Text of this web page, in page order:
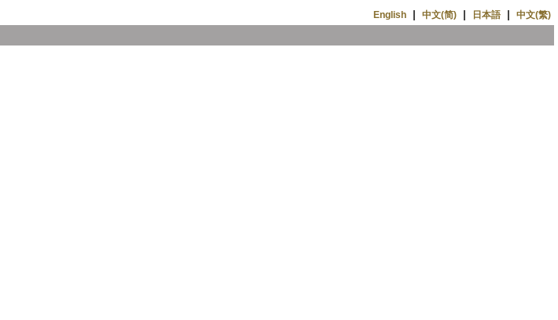
English | 中文(简) | 日本語 | 中文(繁)